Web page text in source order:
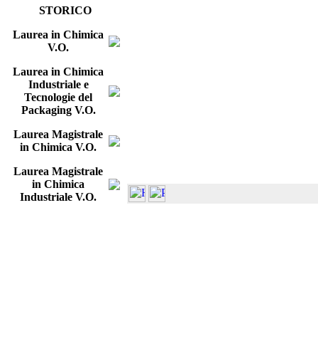
STORICO
Laurea in Chimica
V.O.
Laurea in Chimica
Industriale e
Tecnologie del
Packaging V.O.
Laurea Magistrale
in Chimica V.O.
Laurea Magistrale
in Chimica
Industriale V.O.